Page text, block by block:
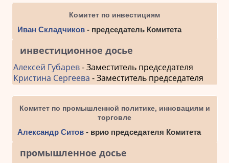
Комитет по инвестициям
Иван Складчиков- председатель Комитета
инвестиционное досье
Алексей Губарев- Заместитель председателя
Кристина Сергеева - Заместитель председателя
Комитет по промышленной политике, инновациям и
торговле
Александр Ситов- врио председателя Комитета
промышленное досье